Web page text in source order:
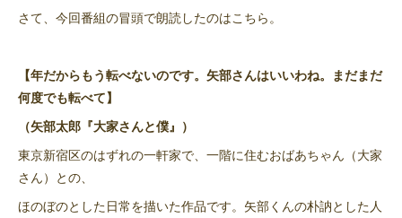
さて、今回番組の冒頭で朗読したのはこちら。
【年だからもう転べないのです。矢部さんはいいわね。まだまだ
何度でも転べて】
（矢部太郎『大家さんと僕』）
東京新宿区のはずれの一軒家で、一階に住むおばあちゃん（大家
さん）との、
ほのぼのとした日常を描いた作品です。矢部くんの朴訥とした人